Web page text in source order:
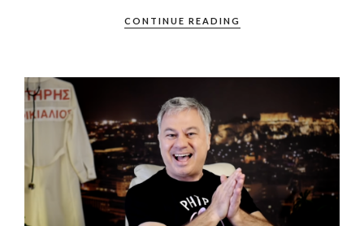
CONTINUE READING